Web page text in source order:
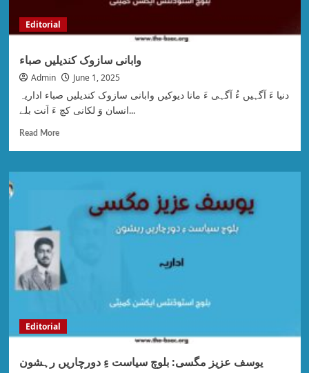
Editorial
‎وابانی سازوک کندیلیں صباء
Admin June 1, 2025
انسان وَ لکانی کچ ءَ اَنت بلے...
Read More
Editorial
یوسف عزیز مگسی: بلوچ سیاست ءِ دورچاریں رہشون